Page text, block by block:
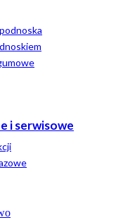
i serwisowe